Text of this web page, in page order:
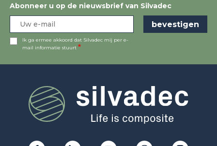
Abonneer u op de nieuwsbrief van Silvadec
Ik ga ermee akkoord dat Silvadec mij per e-
mail informatie stuurt